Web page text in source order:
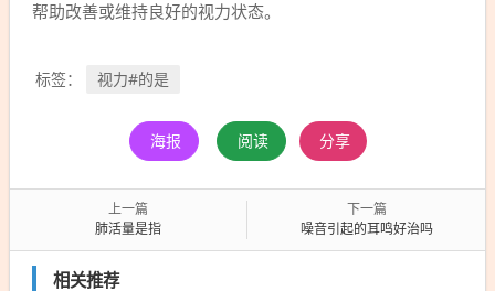
帮助改善或维持良好的视力状态。
标签： 视力#的是
海报 阅读 分享
上一篇
肺活量是指
下一篇
噪音引起的耳鸣好治吗
相关推荐